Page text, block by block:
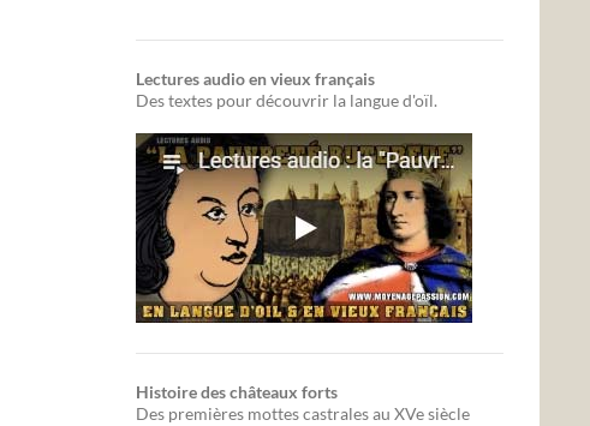
Lectures audio en vieux français
Des textes pour découvrir la langue d'oïl.
Histoire des châteaux forts
Des premières mottes castrales au XVe siècle